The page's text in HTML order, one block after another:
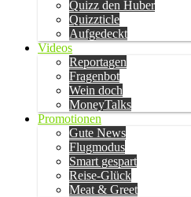
Quizz den Huber
Quizzticle
Aufgedeckt
Videos
Reportagen
Fragenbot
Wein doch
MoneyTalks
Promotionen
Gute News
Flugmodus
Smart gespart
Reise-Glück
Meat & Greet